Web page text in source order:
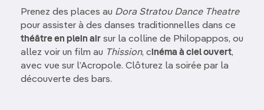
Prenez des places au Dora Stratou Dance Theatre
pour assister à des danses traditionnelles dans ce
théâtre en plein air sur la colline de Philopappos, ou
allez voir un film au Thission, c inéma à ciel ouvert,
avec vue sur l’Acropole. Clôturez la soirée par la
découverte des bars.